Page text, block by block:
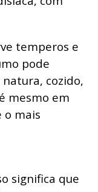
temperos e
pode
cozido,
mesmo em
o mais
significa que